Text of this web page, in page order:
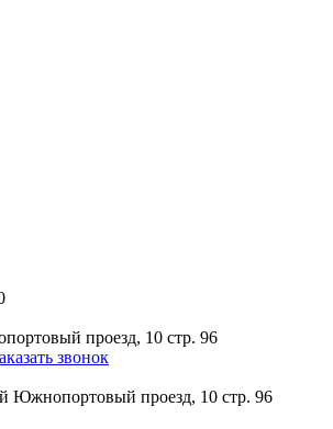
проезд, 10 стр. 96
звонок
Южнопортовый проезд, 10 стр. 96